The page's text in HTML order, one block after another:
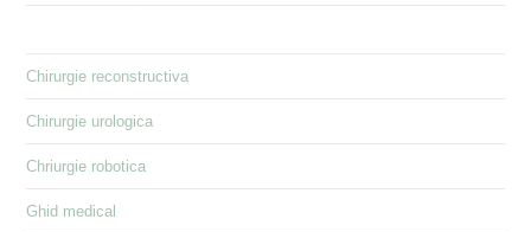
Chirurgie reconstructiva
Chirurgie urologica
Chriurgie robotica
Ghid medical